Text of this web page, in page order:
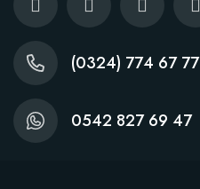
(0324) 774 67 77
0542 827 69 47